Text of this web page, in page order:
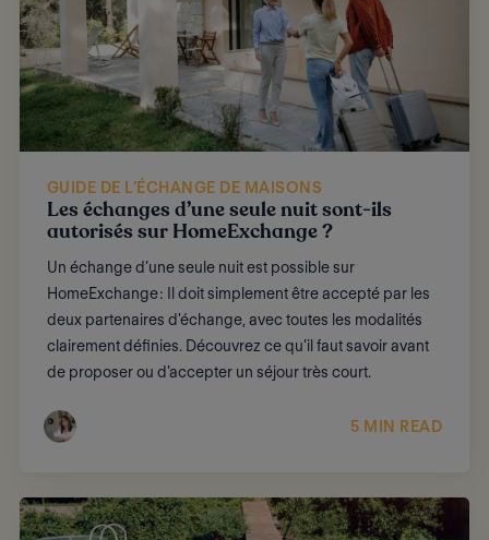
GUIDE DE L’ÉCHANGE DE MAISONS
Les échanges d’une seule nuit sont-ils
autorisés sur HomeExchange ?
Un échange d’une seule nuit est possible sur
HomeExchange : Il doit simplement être accepté par les
deux partenaires d'échange, avec toutes les modalités
clairement définies. Découvrez ce qu’il faut savoir avant
de proposer ou d’accepter un séjour très court.
5 MIN READ